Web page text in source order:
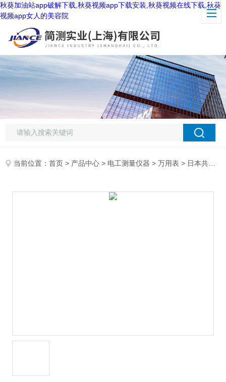
秋葵加油站app破解下载,秋葵视频app下载安装,秋葵视频在线下载,秋葵
视频app女人的美容院
当前位置：首页 > 产品中心 > 电工测量仪器 >万用表 > 日本共立KEW1012万用表